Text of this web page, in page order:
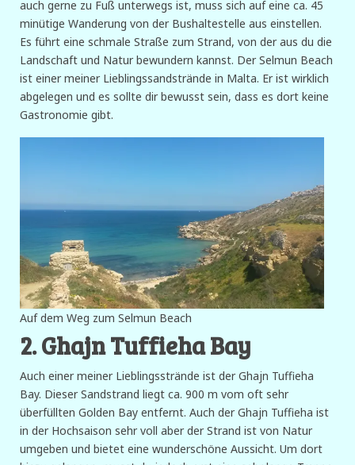
auch gerne zu Fuß unterwegs ist, muss sich auf eine ca. 45
minütige Wanderung von der Bushaltestelle aus einstellen.
Es führt eine schmale Straße zum Strand, von der aus du die
Landschaft und Natur bewundern kannst. Der Selmun Beach
ist einer meiner Lieblingssandstrände in Malta. Er ist wirklich
abgelegen und es sollte dir bewusst sein, dass es dort keine
Gastronomie gibt.
Auf dem Weg zum Selmun Beach
2. Ghajn Tuffieha Bay
Auch einer meiner Lieblingsstrände ist der Ghajn Tuffieha
Bay. Dieser Sandstrand liegt ca. 900 m vom oft sehr
überfüllten Golden Bay entfernt. Auch der Ghajn Tuffieha ist
in der Hochsaison sehr voll aber der Strand ist von Natur
umgeben und bietet eine wunderschöne Aussicht. Um dort